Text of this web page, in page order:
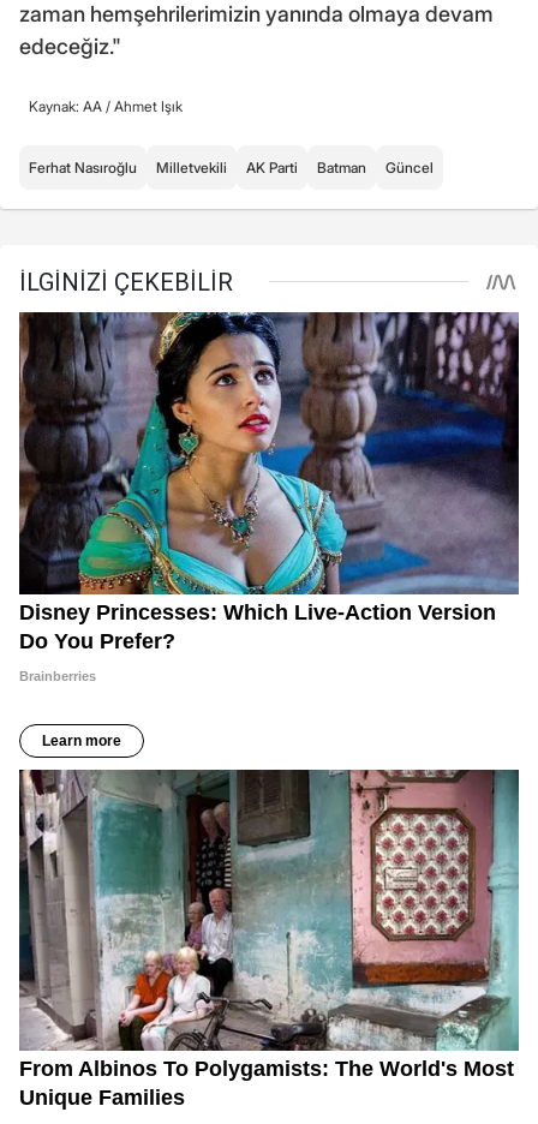
zaman hemşehrilerimizin yanında olmaya devam
edeceğiz."
Kaynak: AA / Ahmet Işık
Ferhat Nasıroğlu Milletvekili AK Parti Batman Güncel